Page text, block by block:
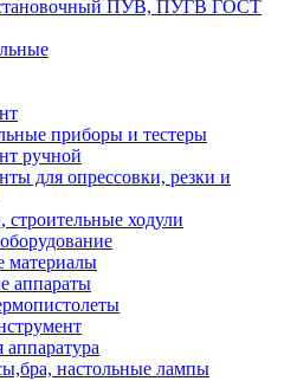
ПУВ, ПУГВ ГОСТ
приборы и тестеры
ручной
для опрессовки, резки и
ходули
материалы
аппараты
аппаратура
настольные лампы